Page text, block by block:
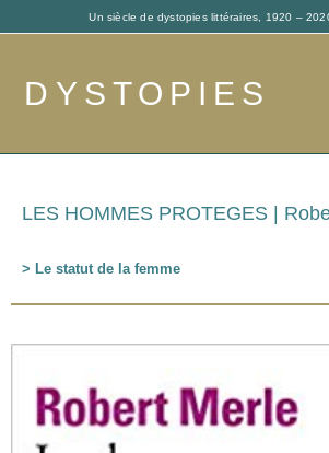
Un siècle de dystopies littéraires, 1920 –
DYSTOPIES
LES HOMMES PROTEGES |
> Le statut de la femme